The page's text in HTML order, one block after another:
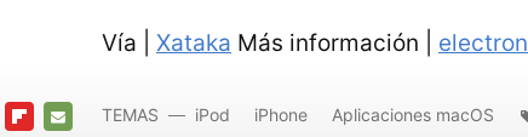
Vía | Xataka Más información |
TEMAS iPod iPhone Aplicaciones macOS